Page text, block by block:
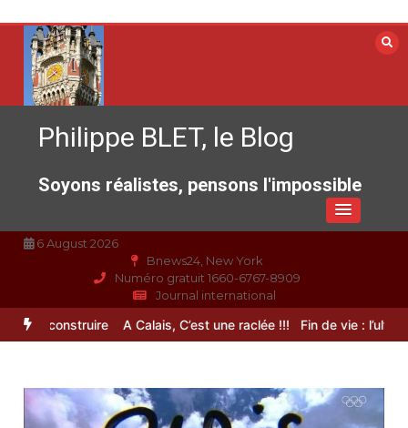
contenu
Philippe BLET, le Blog
Soyons réalistes, pensons l'impossible
6 August 2026
Bnews24, New York
Numéro gratuit 1660-6767-8909
Journal international
à reconstruire A Calais, C’est une raclée !!! Fin de vie : l’ultime